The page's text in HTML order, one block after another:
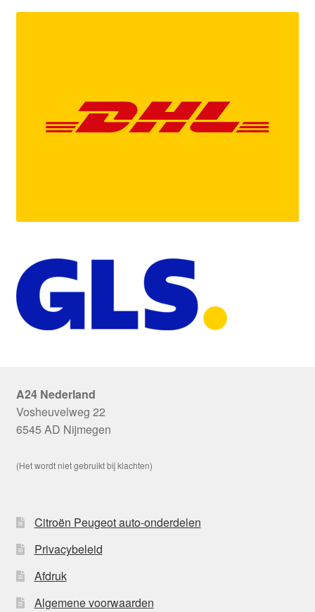
A24 Nederland
Vosheuvelweg 22
6545 AD Nijmegen
(Het wordt niet gebruikt bij klachten)
Citroën Peugeot auto-onderdelen
Privacybeleid
Afdruk
Algemene voorwaarden